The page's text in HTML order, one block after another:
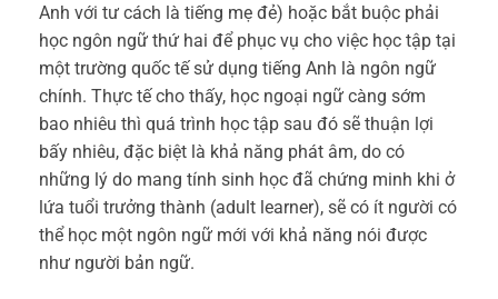
Anh với tư cách là tiếng mẹ đẻ) hoặc bắt buộc phải
học ngôn ngữ thứ hai để phục vụ cho việc học tập tại
một trường quốc tế sử dụng tiếng Anh là ngôn ngữ
chính. Thực tế cho thấy, học ngoại ngữ càng sớm
bao nhiêu thì quá trình học tập sau đó sẽ thuận lợi
bấy nhiêu, đặc biệt là khả năng phát âm, do có
những lý do mang tính sinh học đã chứng minh khi ở
lứa tuổi trưởng thành (adult learner), sẽ có ít người có
thể học một ngôn ngữ mới với khả năng nói được
như người bản ngữ.